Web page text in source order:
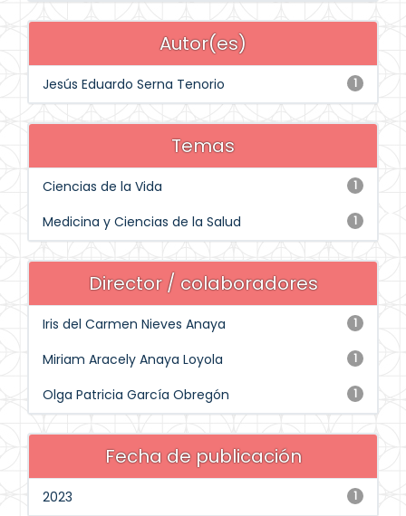
Autor(es)
1
Jesús Eduardo Serna Tenorio
Temas
1
Ciencias de la Vida
1
Medicina y Ciencias de la Salud
Director / colaboradores
1
Iris del Carmen Nieves Anaya
1
Miriam Aracely Anaya Loyola
1
Olga Patricia García Obregón
Fecha de publicación
1
2023